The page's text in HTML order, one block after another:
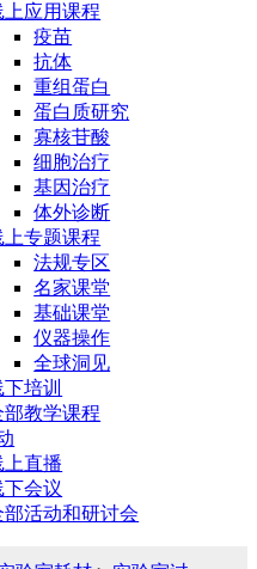
上应用课程
疫苗
抗体
重组蛋白
蛋白质研究
寡核苷酸
细胞治疗
基因治疗
体外诊断
上专题课程
法规专区
名家课堂
基础课堂
仪器操作
全球洞见
下培训
部教学课程
上直播
下会议
部活动和研讨会